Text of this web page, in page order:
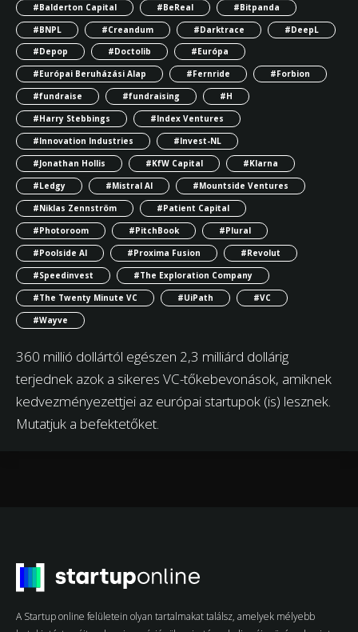
#Balderton Capital
#BeReal
#Bitpanda
#BNPL
#Creandum #Darktrace
#DeepL
#Depop
#Doctolib
#Európa
#Európai Beruházási Alap
#Fernride
#Forbion
#fundraise
#fundraising
#H
#Harry Stebbings
#Index Ventures
#Innovation Industries
#Invest-NL
#Jonathan Hollis
#KfW Capital
#Klarna
#Ledgy
#Mistral AI
#Mountside Ventures
#Niklas Zennström
#Patient Capital
#Photoroom
#PitchBook
#Plural
#Poolside AI
#Proxima Fusion
#Revolut
#Speedinvest
#The Exploration Company
#The Twenty Minute VC
#UiPath
#VC
#Wayve
360 millió dollártól egészen 2,3 milliárd dollárig
terjednek azok a sikeres VC-tőkebevonások, amiknek
kedvezményezettjei az európai startupok (is) lesznek.
Mutatjuk a befektetőket.
A Startup online felületein olyan tartalmakat találsz, amelyek mélyebb